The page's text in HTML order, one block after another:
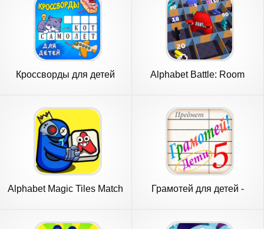
Кроссворды для детей
Alphabet Battle: Room
Alphabet Magic Tiles Match
Грамотей для детей -